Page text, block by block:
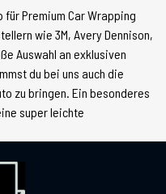
Premium Car Wrapping
wie 3M, Avery Dennison,
Auswahl an exklusiven
du bei uns auch die
zu bringen. Ein besonderes
super leichte